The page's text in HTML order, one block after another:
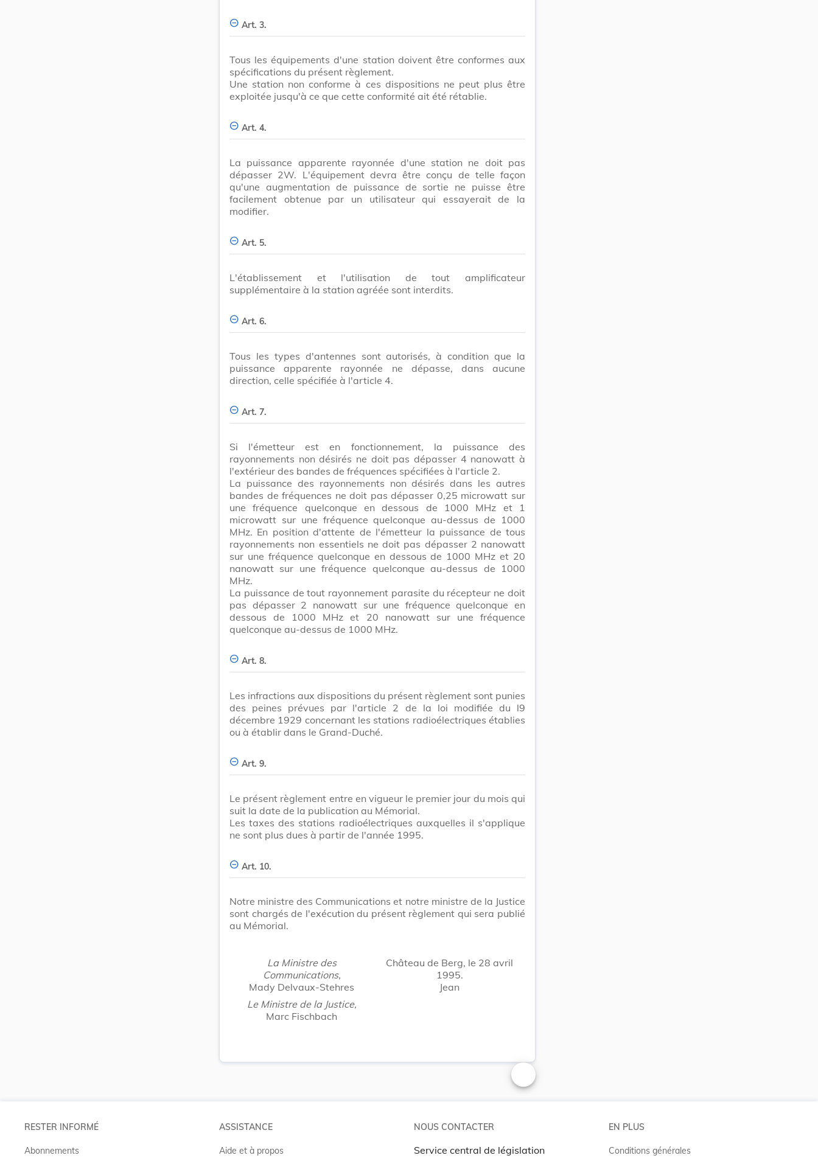
Art. 3.
Tous les équipements d'une station doivent être conformes aux
spécifications du présent règlement.
Une station non conforme à ces dispositions ne peut plus être
exploitée jusqu'à ce que cette conformité ait été rétablie.
Art. 4.
La puissance apparente rayonnée d'une station ne doit pas
dépasser 2W. L'équipement devra être conçu de telle façon
qu'une augmentation de puissance de sortie ne puisse être
facilement obtenue par un utilisateur qui essayerait de la
modifier.
Art. 5.
L'établissement et l'utilisation de tout amplificateur
supplémentaire à la station agréée sont interdits.
Art. 6.
Tous les types d'antennes sont autorisés, à condition que la
puissance apparente rayonnée ne dépasse, dans aucune
direction, celle spécifiée à l'article 4.
Art. 7.
Si l'émetteur est en fonctionnement, la puissance des
rayonnements non désirés ne doit pas dépasser 4 nanowatt à
l'extérieur des bandes de fréquences spécifiées à l'article 2.
La puissance des rayonnements non désirés dans les autres
bandes de fréquences ne doit pas dépasser 0,25 microwatt sur
une fréquence quelconque en dessous de 1000 MHz et 1
microwatt sur une fréquence quelconque au-dessus de 1000
MHz. En position d'attente de l'émetteur la puissance de tous
rayonnements non essentiels ne doit pas dépasser 2 nanowatt
sur une fréquence quelconque en dessous de 1000 MHz et 20
nanowatt sur une fréquence quelconque au-dessus de 1000
MHz.
La puissance de tout rayonnement parasite du récepteur ne doit
pas dépasser 2 nanowatt sur une fréquence quelconque en
dessous de 1000 MHz et 20 nanowatt sur une fréquence
quelconque au-dessus de 1000 MHz.
Art. 8.
Les infractions aux dispositions du présent règlement sont punies
des peines prévues par l'article 2 de la loi modifiée du l9
décembre 1929 concernant les stations radioélectriques établies
ou à établir dans le Grand-Duché.
Art. 9.
Le présent règlement entre en vigueur le premier jour du mois qui
suit la date de la publication au Mémorial.
Les taxes des stations radioélectriques auxquelles il s'applique
ne sont plus dues à partir de l'année 1995.
Art. 10.
Notre ministre des Communications et notre ministre de la Justice
sont chargés de l'exécution du présent règlement qui sera publié
au Mémorial.
La Ministre des
Communications,
Mady Delvaux-Stehres
Le Ministre de la Justice,
Marc Fischbach
Château de Berg, le 28 avril
1995.
Jean
Changer la taille du texte
RESTER INFORMÉ
Abonnements
ASSISTANCE
Aide et à propos
NOUS CONTACTER
Service central de législation
EN PLUS
Conditions générales